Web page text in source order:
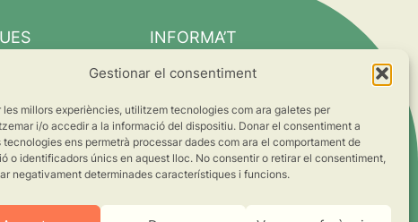
Gestionar el consentiment
les millors experiències, utilitzem tecnologies com ara galetes per
i/o accedir a la informació del dispositiu. Donar el consentiment a
tecnologies ens permetrà processar dades com ara el comportament de
o identificadors únics en aquest lloc. No consentir o retirar el consentiment,
negativament determinades característiques i funcions.
INFORMA’T